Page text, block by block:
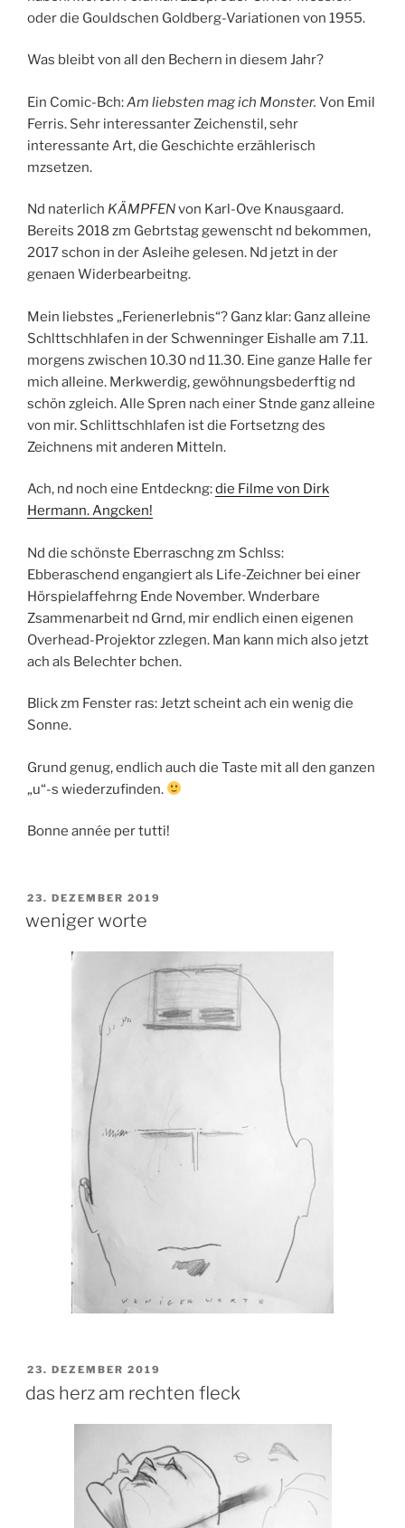
oder die Gouldschen Goldberg-Variationen von 1955.
Was bleibt von all den Bechern in diesem Jahr?
Ein Comic-Bch:Am liebsten mag ich Monster. Von Emil
Ferris. Sehr interessanter Zeichenstil, sehr
interessante Art, die Geschichte erzählerisch
mzsetzen.
Nd naterlich KÄMPFENvon Karl-Ove Knausgaard.
Bereits 2018 zm Gebrtstag gewenscht nd bekommen,
2017 schon in der Asleihe gelesen. Nd jetzt in der
genaen Widerbearbeitng.
Mein liebstes „Ferienerlebnis“? Ganz klar: Ganz alleine
Schlttschhlafen in der Schwenninger Eishalle am 7.11.
morgens zwischen 10.30 nd 11.30. Eine ganze Halle fer
mich alleine. Merkwerdig, gewöhnungsbederftig nd
schön zgleich. Alle Spren nach einer Stnde ganz alleine
von mir. Schlittschhlafen ist die Fortsetzng des
Zeichnens mit anderen Mitteln.
Ach, nd noch eine Entdeckng:die Filme von Dirk
Hermann. Angcken!
Nd die schönste Eberraschng zm Schlss:
Ebberaschend engangiert als Life-Zeichner bei einer
Hörspielaffehrng Ende November. Wnderbare
Zsammenarbeit nd Grnd, mir endlich einen eigenen
Overhead-Projektor zzlegen. Man kann mich also jetzt
ach als Belechter bchen.
Blick zm Fenster ras: Jetzt scheint ach ein wenig die
Sonne.
Grund genug, endlich auch die Taste mit all den ganzen
„u“-s wiederzufinden.
Bonne année per tutti!
VERÖFFENTLICHT
23. DEZEMBER 2019
weniger worte
VERÖFFENTLICHT
AM
23. DEZEMBER 2019
das herz am rechten fleck